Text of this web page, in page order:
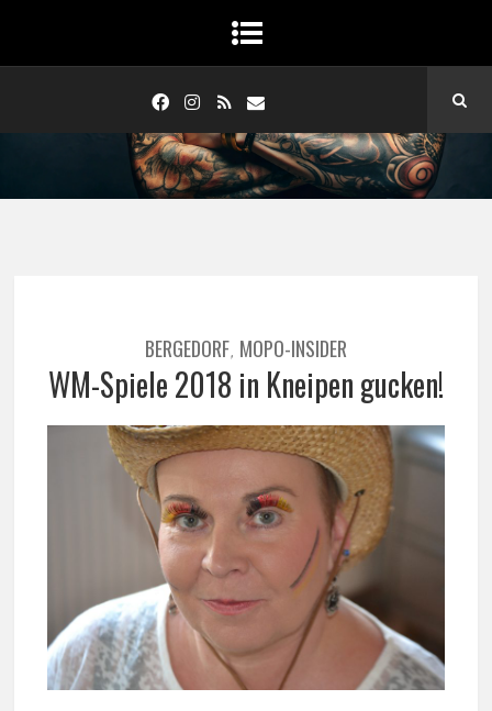
BERGEDORF, MOPO-INSIDER
WM-Spiele 2018 in Kneipen gucken!